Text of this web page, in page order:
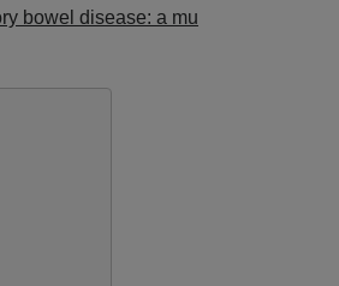
bowel disease: a mu